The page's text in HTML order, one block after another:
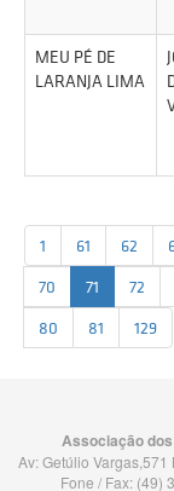
MEU PÉ DE
LARANJA LIMA
1 61 62
70
71 72
80
81 129
Associação
Av: Getúlio
Fone / Fax: (49)